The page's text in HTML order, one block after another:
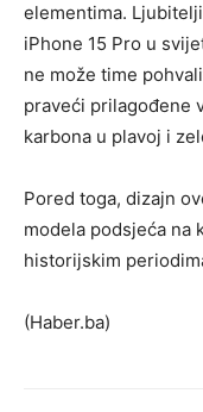
elementima.
iPhone 15 Pro u
ne može time
praveći prilagođene
karbona u plavoj i
Pored toga, dizajn
modela podsjeća na
historijskim
(Haber.ba)